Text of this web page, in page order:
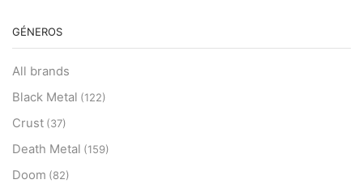
GÉNEROS
All brands
Black Metal (122)
Crust (37)
Death Metal (159)
Doom (82)